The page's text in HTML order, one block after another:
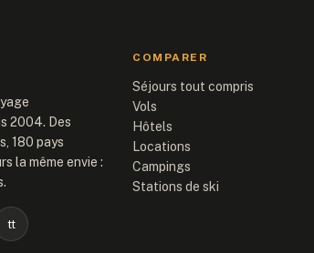
2004. Des
180 pays
la même envie :
tt
COMPARER
Séjours tout compris
Vols
Hôtels
Locations
Campings
Stations de ski